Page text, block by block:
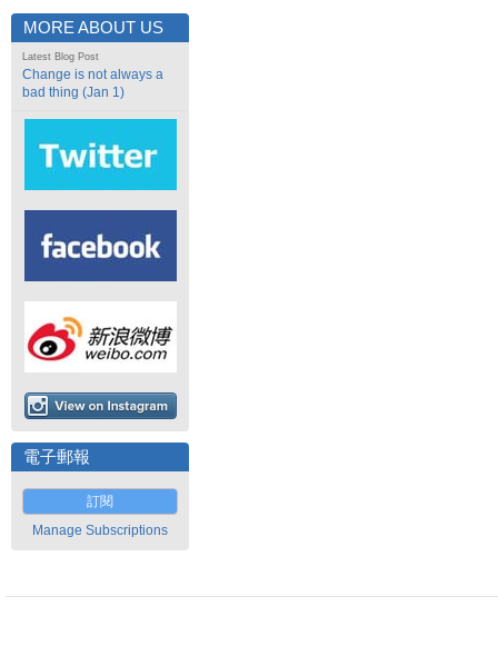
MORE ABOUT US
Latest Blog Post
Change is not always a
bad thing (Jan 1)
電子郵報
訂閱
Manage Subscriptions